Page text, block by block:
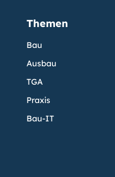
Themen
Bau
Ausbau
TGA
Praxis
Bau-IT